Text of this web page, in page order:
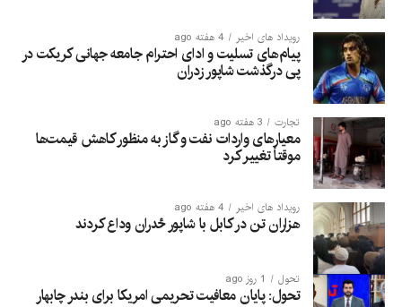
رویداد های اخیر 4 هفته ago
پیام‌های تسلیت و ادای احترام جامعه جهانی کریکت در
پی درگذشت شاپور زدران
تجارت 3 هفته ago
معیارهای واردات نفت و گاز به منظور کاهش قیمت‌ها
موقتاً تغییر کرد
رویداد های اخیر 4 هفته ago
هزاران تن در کابل با شاپور ځدران وداع کردند
تحول 1 روز ago
تحول: پایان معافیت تحریمی امریکا برای بندر چابهار